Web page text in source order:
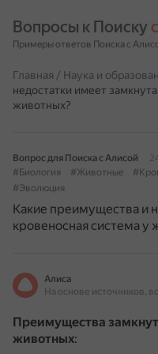
Вопросы к Поиску
Примеры ответов Поиска с
Главная / Наука и
недостатки имеет
животных?
Вопрос для Поиска с Алисой
#Биология
#Животные
#Эволюция
Какие преимущества и
кровеносная система у
Алиса
Преимущества
животных: